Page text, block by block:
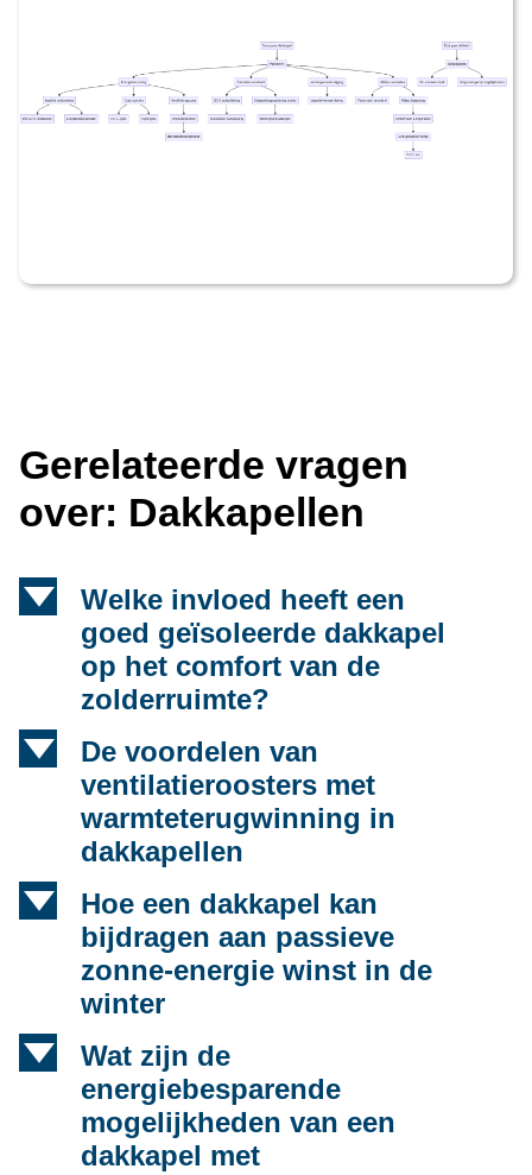
Gerelateerde vragen
over: Dakkapellen
d
Welke invloed heeft een
goed geïsoleerde dakkapel
op het comfort van de
zolderruimte?
d
De voordelen van
ventilatieroosters met
warmteterugwinning in
dakkapellen
d
Hoe een dakkapel kan
bijdragen aan passieve
zonne-energie winst in de
winter
d
Wat zijn de
energiebesparende
mogelijkheden van een
dakkapel met